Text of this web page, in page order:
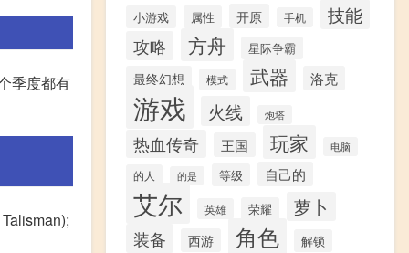
季度都有
小游戏 属性 开原 手机 技能
攻略 方舟 星际争霸
最终幻想 模式 武器 洛克
游戏 火线 炮塔
热血传奇 王国 玩家 电脑
的人 的是 等级 自己的
艾尔 英雄 荣耀
萝卜
装备
西游 角色 解锁